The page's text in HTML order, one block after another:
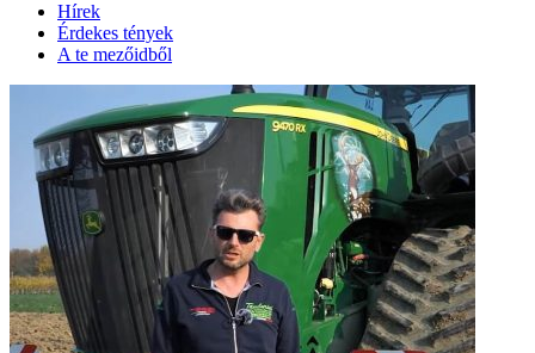
Hírek
Érdekes tények
A te mezőidből